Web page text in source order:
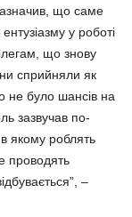
що саме
у роботі
що знову
сприйняли як
не було шансів на
зазвучав по-
якому роблять
проводять
–